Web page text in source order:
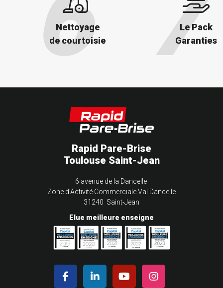
Nettoyage
de courtoisie
Le Pack
Garanties
Rapid Pare-Brise
Toulouse Saint-Jean
6 avenue de la Dancelle
Zone d'Activité Commerciale Val Dancelle
31240 Saint-Jean
Elue meilleure enseigne